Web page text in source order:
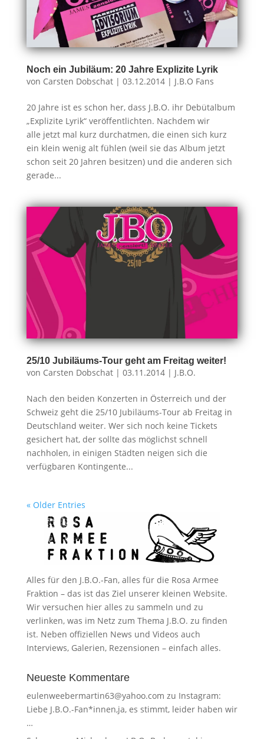
Noch ein Jubiläum: 20 Jahre Explizite Lyrik
von Carsten Dobschat| 03.12.2014| J.B.O Fans
20 Jahre ist es schon her, dass J.B.O. ihr Debütalbum
„Explizite Lyrik“ veröffentlichten. Nachdem wir
alle jetzt mal kurz durchatmen, die einen sich kurz
ein klein wenig alt fühlen (weil sie das Album jetzt
schon seit 20 Jahren besitzen) und die anderen sich
gerade...
25/10 Jubiläums-Tour geht am Freitag weiter!
von Carsten Dobschat| 03.11.2014| J.B.O.
Nach den beiden Konzerten in Österreich und der
Schweiz geht die 25/10 Jubiläums-Tour ab Freitag in
Deutschland weiter. Wer sich noch keine Tickets
gesichert hat, der sollte das möglichst schnell
nachholen, in einigen Städten neigen sich die
verfügbaren Kontingente...
« Older Entries
Alles für den J.B.O.-Fan, alles für die Rosa Armee
Fraktion – das ist das Ziel unserer kleinen Website.
Wir versuchen hier alles zu sammeln und zu
verlinken, was im Netz zum Thema J.B.O. zu finden
ist. Neben offiziellen News und Videos auch
Interviews, Galerien, Rezensionen – einfach alles.
Neueste Kommentare
eulenweebermartin63@yahoo.com zu Instagram:
Liebe J.B.O.-Fan*innen,ja, es stimmt, leider haben wir
…